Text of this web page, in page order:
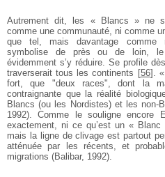
Autrement dit, les « Blancs » ne
comme une communauté, ni comme
que tel, mais davantage comme
symbolise de près ou de loin, le
évidemment s’y réduire. Se profile
traverserait tous les continents [56] .
fort, que "deux races", dont la
contraignante que la réalité
Blancs (ou les Nordistes) et les non-
1992). Comme le souligne encore
exactement, ni ce qu’est un «
mais la ligne de clivage est partout
atténuée par les récents, et
migrations (Balibar, 1992).